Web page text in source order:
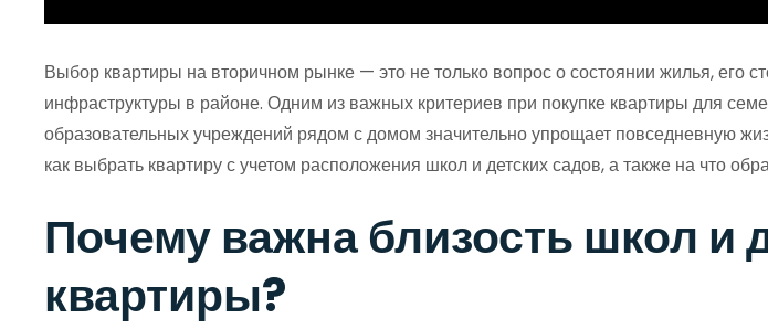
Выбор квартиры на вторичном рынке — это не только вопрос о состоянии жилья, его
инфраструктуры в районе. Одним из важных критериев при покупке квартиры для
образовательных учреждений рядом с домом значительно упрощает повседневную
как выбрать квартиру с учетом расположения школ и детских садов, а также на что
Почему важна близость школ и
квартиры?